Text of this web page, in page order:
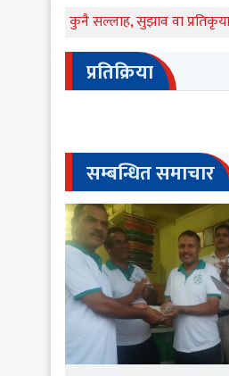
कुनै सल्लाह, सुझाव वा
प्रतिक्रिया
सम्बन्धित समाचार